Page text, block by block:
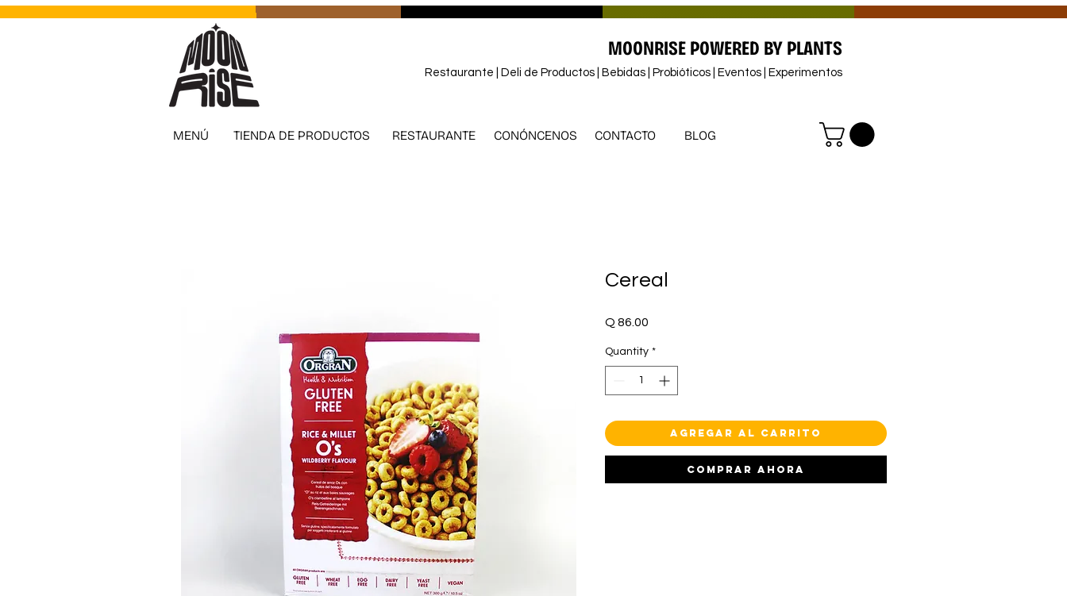
MOONRISE POWERED BY PLANTS
Restaurante | Deli de Productos | Bebidas | Probióticos | Eventos | Experimentos
MENÚ TIENDA DE PRODUCTOS RESTAURANTE CONÓNCENOS CONTACTO BLOG
Cereal
Q 86.00
Quantity *
Agregar al carrito
Comprar ahora